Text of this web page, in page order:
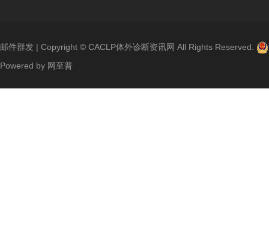
邮件群发 | Copyright © CACLP体外诊断资讯网 All Rights Reserved.
Powered by 网至普